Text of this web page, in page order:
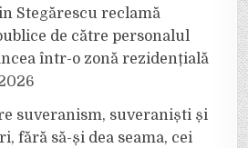
Stegărescu reclamă
de către personalul
într-o zonă rezidențială
suveranism, suveraniști și
fără să-și dea seama, cei